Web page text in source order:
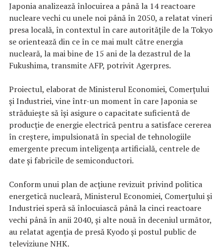
Japonia analizează înlocuirea a până la 14 reactoare
nucleare vechi cu unele noi până în 2050, a relatat vineri
presa locală, în contextul în care autorităţile de la Tokyo
se orientează din ce în ce mai mult către energia
nucleară, la mai bine de 15 ani de la dezastrul de la
Fukushima, transmite AFP, potrivit Agerpres.
Proiectul, elaborat de Ministerul Economiei, Comerţului
şi Industriei, vine într-un moment în care Japonia se
străduieşte să îşi asigure o capacitate suficientă de
producţie de energie electrică pentru a satisface cererea
în creştere, impulsionată în special de tehnologiile
emergente precum inteligenţa artificială, centrele de
date şi fabricile de semiconductori.
Conform unui plan de acţiune revizuit privind politica
energetică nucleară, Ministerul Economiei, Comerţului şi
Industriei speră să înlocuiască până la cinci reactoare
vechi până în anii 2040, şi alte nouă în deceniul următor,
au relatat agenţia de presă Kyodo şi postul public de
televiziune NHK.